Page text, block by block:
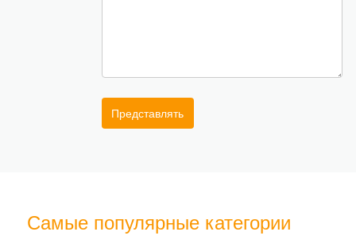
Представлять
Самые популярные категории